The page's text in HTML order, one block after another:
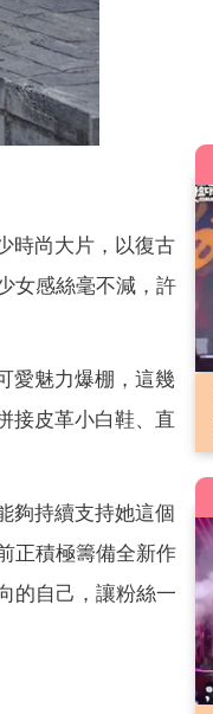
時尚大片，以復古
女感絲毫不減，許
愛魅力爆棚，這幾
接皮革小白鞋、直
夠持續支持她這個
正積極籌備全新作
的自己，讓粉絲一